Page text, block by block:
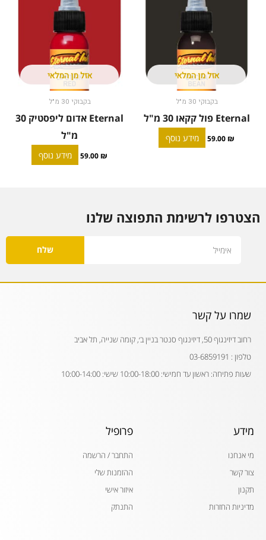
אזל מן המלאי
בקבוקי 30 מ"ל
Eternal פול קקאו 30 מ"ל
59.00 ₪ מידע נוסף
אזל מן המלאי
בקבוקי 30 מ"ל
Eternal אדום ליפסטיק 30
מ"ל
59.00 ₪ מידע נוסף
הצטרפו לרשימת התפוצה שלנו
שלח
שמרו על קשר
רחוב דיזינגוף 50, דיזינגוף סנטר בניין ב׳, קומה שנייה, תל אביב
טלפון : 03-6859191
שעות פתיחה: ראשון עד חמישי: 10:00-18:00 שישי: 10:00-14:00
מידע
מי אנחנו
צור קשר
תקנון
מדיניות החזרות
פרופיל
התחבר / הרשמה
ההזמנות שלי
איזור אישי
התנתק